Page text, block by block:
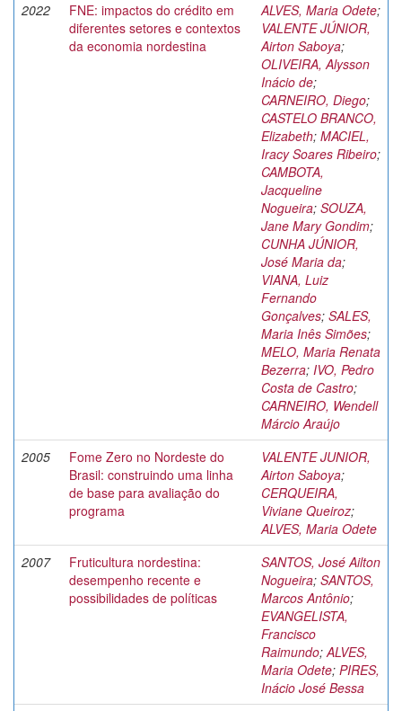
2022
FNE: impactos do crédito em
diferentes setores e contextos
da economia nordestina
ALVES, Maria Odete;
VALENTE JÚNIOR,
Airton Saboya;
OLIVEIRA, Alysson
Inácio de;
CARNEIRO, Diego;
CASTELO BRANCO,
Elizabeth; MACIEL,
Iracy Soares Ribeiro;
CAMBOTA,
Jacqueline
Nogueira; SOUZA,
Jane Mary Gondim;
CUNHA JÚNIOR,
José Maria da;
VIANA, Luiz
Fernando
Gonçalves; SALES,
Maria Inês Simões;
MELO, Maria Renata
Bezerra; IVO, Pedro
Costa de Castro;
CARNEIRO, Wendell
Márcio Araújo
2005
Fome Zero no Nordeste do
Brasil: construindo uma linha
de base para avaliação do
programa
VALENTE JUNIOR,
Airton Saboya;
CERQUEIRA,
Viviane Queiroz;
ALVES, Maria Odete
2007
Fruticultura nordestina:
desempenho recente e
possibilidades de políticas
SANTOS, José Ailton
Nogueira; SANTOS,
Marcos Antônio;
EVANGELISTA,
Francisco
Raimundo;ALVES,
Maria Odete; PIRES,
Inácio José Bessa